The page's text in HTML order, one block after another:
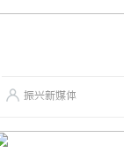
振兴新媒体